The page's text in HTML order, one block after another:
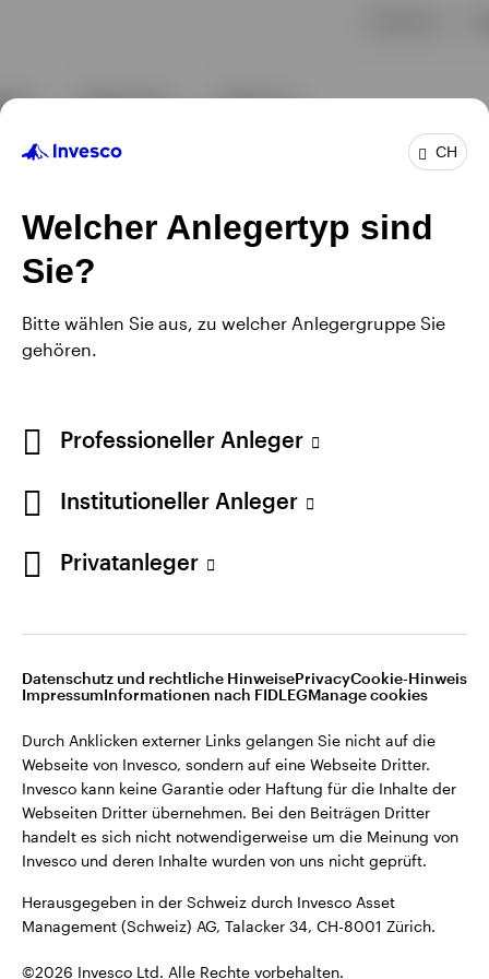
CH
Welcher Anlegertyp sind
Sie?
Bitte wählen Sie aus, zu welcher Anlegergruppe Sie
gehören.
Professioneller Anleger
Institutioneller Anleger
Privatanleger
Datenschutz und rechtliche HinweisePrivacyCookie-Hinweis
ImpressumInformationen nach FIDLEGManage cookies
Durch Anklicken externer Links gelangen Sie nicht auf die
Webseite von Invesco, sondern auf eine Webseite Dritter.
Invesco kann keine Garantie oder Haftung für die Inhalte der
Webseiten Dritter übernehmen. Bei den Beiträgen Dritter
handelt es sich nicht notwendigerweise um die Meinung von
Invesco und deren Inhalte wurden von uns nicht geprüft.
Herausgegeben in der Schweiz durch Invesco Asset
Management (Schweiz) AG, Talacker 34, CH-8001 Zürich.
©2026 Invesco Ltd. Alle Rechte vorbehalten.